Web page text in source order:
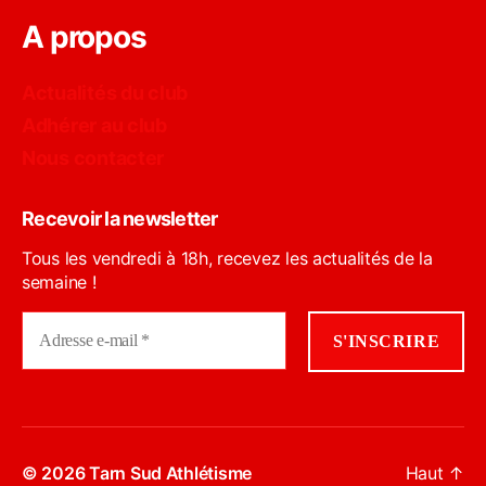
A propos
Recevoir la newsletter
Tous les vendredi à 18h, recevez les actualités de la
semaine !
© 2026Tarn Sud Athlétisme Haut ↑